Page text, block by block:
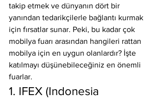
takip etmek ve dünyanın dört bir
yanından tedarikçilerle bağlantı kurmak
için fırsatlar sunar. Peki, bu kadar çok
mobilya fuarı arasından hangileri rattan
mobilya için en uygun olanlardır? İşte
katılmayı düşünebileceğiniz en önemli
fuarlar.
1. IFEX (Indonesia